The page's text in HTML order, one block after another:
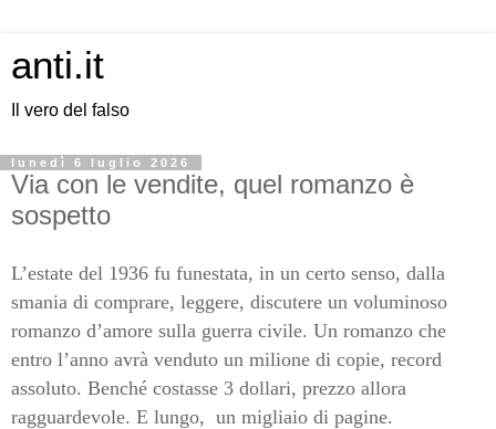
anti.it
Il vero del falso
lunedì 6 luglio 2026
Via con le vendite, quel romanzo è
sospetto
L’estate del 1936 fu funestata, in un certo senso, dalla
smania di comprare, leggere, discutere un voluminoso
romanzo d’amore sulla guerra civile. Un romanzo che
entro l’anno avrà venduto un milione di copie, record
assoluto. Benché costasse 3 dollari, prezzo allora
ragguardevole. E lungo, un migliaio di pagine.